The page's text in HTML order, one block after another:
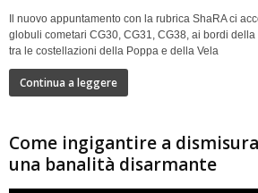
Il nuovo appuntamento con la rubrica ShaRA ci
globuli cometari CG30, CG31, CG38, ai bordi
tra le costellazioni della Poppa e della Vela
Continua a leggere
Come ingigantire a
una banalità disarmante